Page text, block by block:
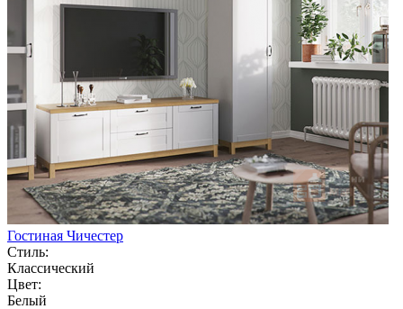
Гостиная Чичестер
Стиль:
Классический
Цвет:
Белый